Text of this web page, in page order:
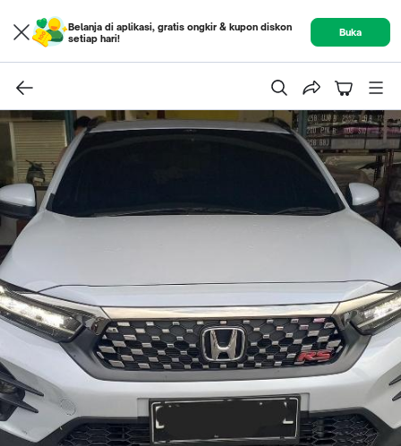
Belanja di aplikasi, gratis ongkir & kupon diskon
setiap hari!
Buka